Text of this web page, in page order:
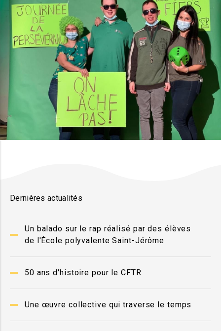
Dernières actualités
Un balado sur le rap réalisé par des élèves
de l'École polyvalente Saint-Jérôme
50 ans d'histoire pour le CFTR
Une œuvre collective qui traverse le temps